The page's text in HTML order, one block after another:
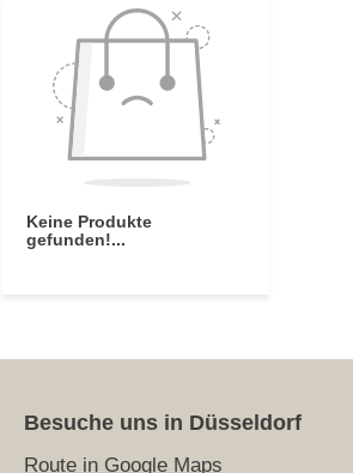
Keine Produkte
gefunden!...
Besuche uns in Düsseldorf
Route in Google Maps